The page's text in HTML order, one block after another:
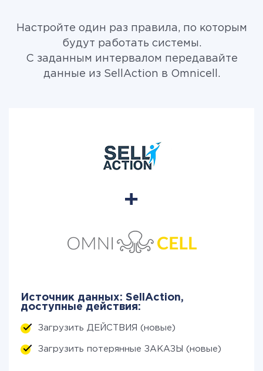
Настройте один раз правила, по которым
будут работать системы.
С заданным интервалом передавайте
данные из SellAction в Omnicell.
Источник данных: SellAction,
доступные действия:
Загрузить ДЕЙСТВИЯ (новые)
Загрузить потерянные ЗАКАЗЫ (новые)